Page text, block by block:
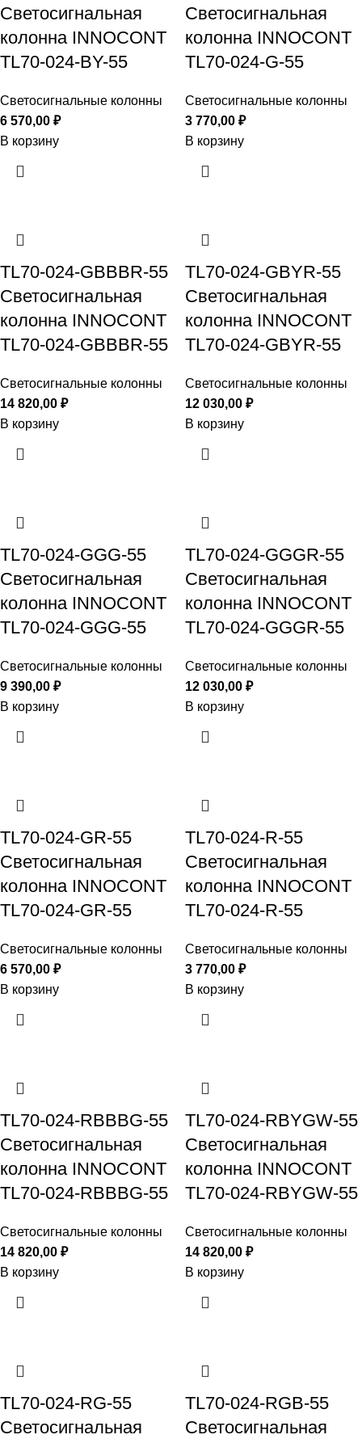
Светосигнальная
колонна INNOCONT
TL70-024-BY-55
Светосигнальные колонны
6 570,00 ₽
В корзину
Светосигнальная
колонна INNOCONT
TL70-024-G-55
Светосигнальные колонны
3 770,00 ₽
В корзину
TL70-024-GBBBR-55
Светосигнальная
колонна INNOCONT
TL70-024-GBBBR-55
Светосигнальные колонны
14 820,00 ₽
В корзину
TL70-024-GBYR-55
Светосигнальная
колонна INNOCONT
TL70-024-GBYR-55
Светосигнальные колонны
12 030,00 ₽
В корзину
TL70-024-GGG-55
Светосигнальная
колонна INNOCONT
TL70-024-GGG-55
Светосигнальные колонны
9 390,00 ₽
В корзину
TL70-024-GGGR-55
Светосигнальная
колонна INNOCONT
TL70-024-GGGR-55
Светосигнальные колонны
12 030,00 ₽
В корзину
TL70-024-GR-55
Светосигнальная
колонна INNOCONT
TL70-024-GR-55
Светосигнальные колонны
6 570,00 ₽
В корзину
TL70-024-R-55
Светосигнальная
колонна INNOCONT
TL70-024-R-55
Светосигнальные колонны
3 770,00 ₽
В корзину
TL70-024-RBBBG-55
Светосигнальная
колонна INNOCONT
TL70-024-RBBBG-55
Светосигнальные колонны
14 820,00 ₽
В корзину
TL70-024-RBYGW-55
Светосигнальная
колонна INNOCONT
TL70-024-RBYGW-55
Светосигнальные колонны
14 820,00 ₽
В корзину
TL70-024-RG-55
Светосигнальная
TL70-024-RGB-55
Светосигнальная